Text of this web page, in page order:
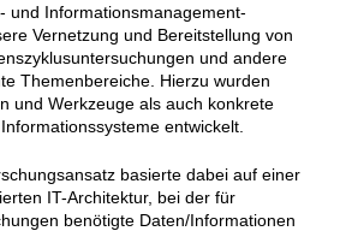
und Informationsmanagement-
Vernetzung und Bereitstellung von
und andere
Themenbereiche. Hierzu wurden
und Werkzeuge als auch konkrete
entwickelt.
basierte dabei auf einer
IT-Architektur, bei der für
benötigte Daten/Informationen